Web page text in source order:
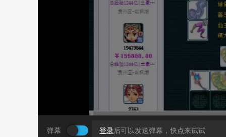
弹幕 登录后可以发送弹幕，快点来试试